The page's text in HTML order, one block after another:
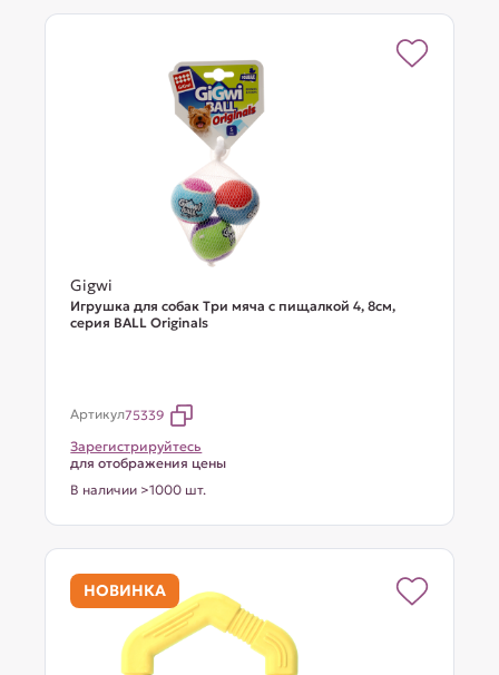
Gigwi
Игрушка для собак Три мяча с пищалкой 4, 8см,
серия BALL Originals
Артикул75339
Зарегистрируйтесь
для отображения цены
В наличии >1000 шт.
НОВИНКА